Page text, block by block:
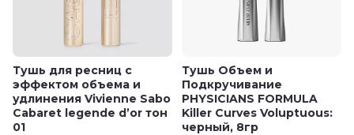
Тушь для ресниц с
эффектом объема и
удлинения Vivienne Sabo
Cabaret legende d’or тон
01
Тушь Объем и
Подкручивание
PHYSICIANS FORMULA
Killer Curves Voluptuous:
черный, 8гр